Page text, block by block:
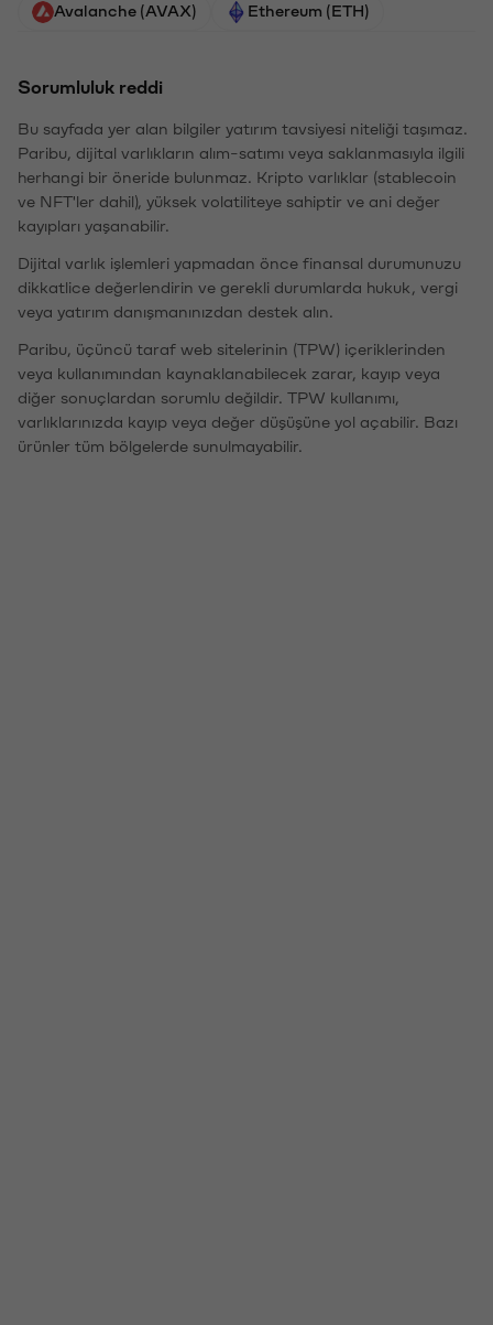
Avalanche (AVAX) Ethereum (ETH)
Sorumluluk reddi
Bu sayfada yer alan bilgiler yatırım tavsiyesi niteliği taşımaz.
Paribu, dijital varlıkların alım-satımı veya saklanmasıyla ilgili
herhangi bir öneride bulunmaz. Kripto varlıklar (stablecoin
ve NFT'ler dahil), yüksek volatiliteye sahiptir ve ani değer
kayıpları yaşanabilir.
Dijital varlık işlemleri yapmadan önce finansal durumunuzu
dikkatlice değerlendirin ve gerekli durumlarda hukuk, vergi
veya yatırım danışmanınızdan destek alın.
Paribu, üçüncü taraf web sitelerinin (TPW) içeriklerinden
veya kullanımından kaynaklanabilecek zarar, kayıp veya
diğer sonuçlardan sorumlu değildir. TPW kullanımı,
varlıklarınızda kayıp veya değer düşüşüne yol açabilir. Bazı
ürünler tüm bölgelerde sunulmayabilir.